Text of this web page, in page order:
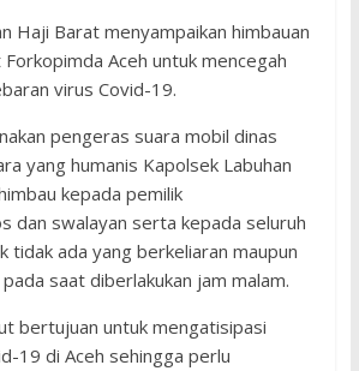
Haji Barat menyampaikan himbauan
Aceh untuk mencegah
virus Covid-19.
pengeras suara mobil dinas
yang humanis Kapolsek Labuhan
kepada pemilik
dan swalayan serta kepada seluruh
tidak ada yang berkeliaran maupun
saat diberlakukan jam malam.
bertujuan untuk mengatisipasi
19 di Aceh sehingga perlu